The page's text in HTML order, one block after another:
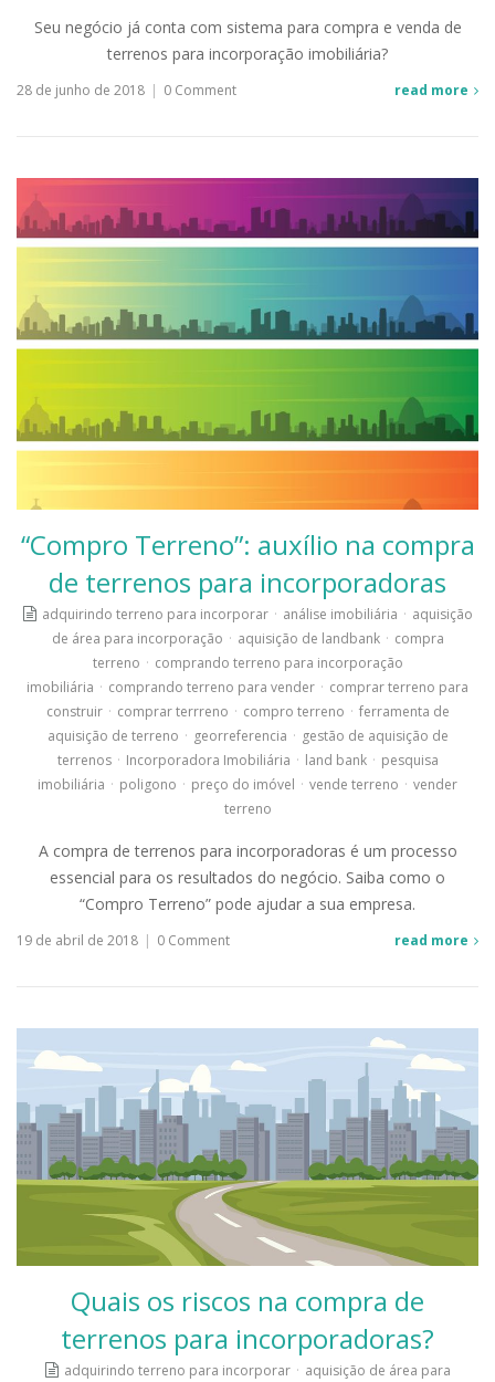
Seu negócio já conta com sistema para compra e venda de
terrenos para incorporação imobiliária?
28 de junho de 2018 | 0 Comment read more
“Compro Terreno”: auxílio na compra
de terrenos para incorporadoras
adquirindo terreno para incorporar · análise imobiliária · aquisição
de área para incorporação · aquisição de landbank · compra
terreno · comprando terreno para incorporação
imobiliária · comprando terreno para vender · comprar terreno para
construir · comprar terrreno · compro terreno · ferramenta de
aquisição de terreno · georreferencia · gestão de aquisição de
terrenos · Incorporadora Imobiliária · land bank · pesquisa
imobiliária · poligono · preço do imóvel · vende terreno · vender
terreno
A compra de terrenos para incorporadoras é um processo
essencial para os resultados do negócio. Saiba como o
“Compro Terreno” pode ajudar a sua empresa.
19 de abril de 2018 | 0 Comment read more
Quais os riscos na compra de
terrenos para incorporadoras?
adquirindo terreno para incorporar · aquisição de área para